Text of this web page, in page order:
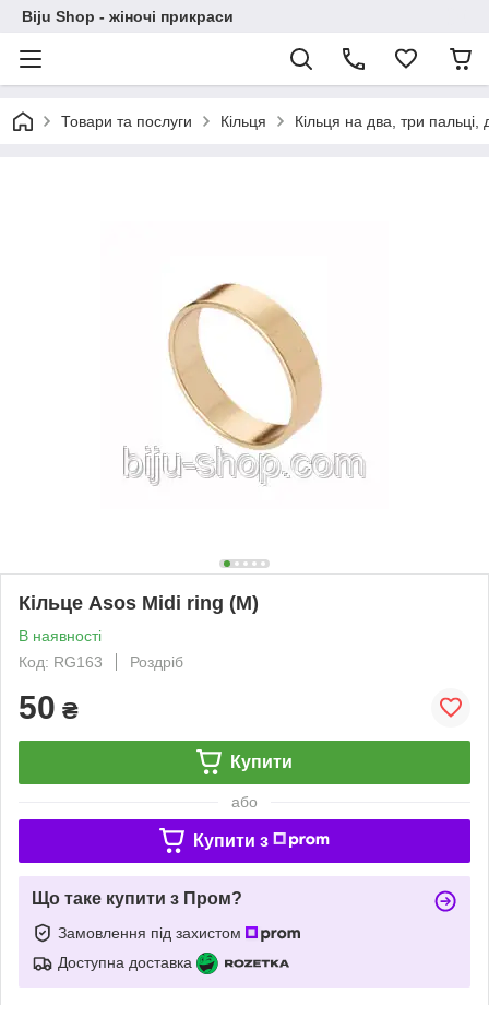
Biju Shop - жіночі прикраси
Товари та послуги Кільця Кільця на два, три пальці,
Кільце Asos Midi ring (M)
В наявності
Код: RG163
Роздріб
50 ₴
Купити
або
Купити з
Що таке купити з Пром?
Замовлення під захистом
Доступна доставка